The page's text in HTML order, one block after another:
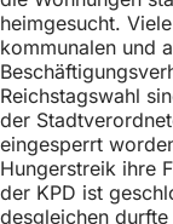
heimgesucht.
kommunalen und
Reichstagswahl
der
eingesperrt
Hungerstreik ihre
der KPD ist
desgleichen